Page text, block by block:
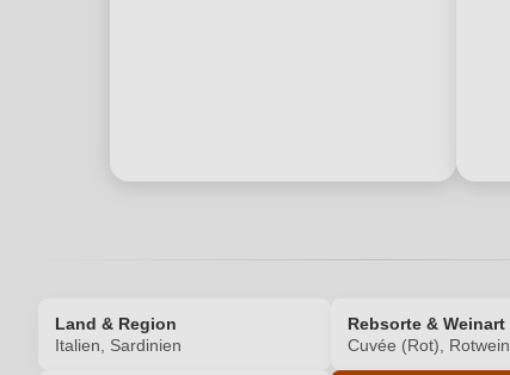
Land & Region
Italien, Sardinien
Rebsorte & Weinart
Cuvée (Rot), Rotwein